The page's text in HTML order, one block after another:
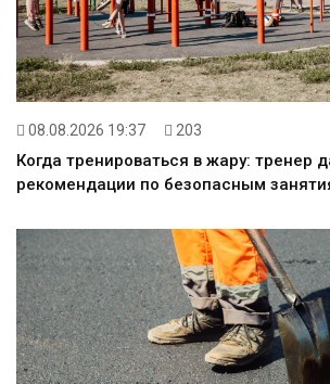
08.08.2026 19:37 203
Когда тренироваться в жару: тренер
рекомендации по безопасным